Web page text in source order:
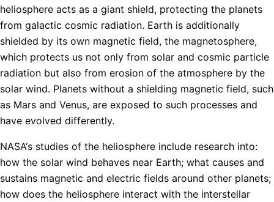
heliosphere acts as a giant shield, protecting the planets
from galactic cosmic radiation. Earth is additionally
shielded by its own magnetic field, the magnetosphere,
which protects us not only from solar and cosmic particle
radiation but also from erosion of the atmosphere by the
solar wind. Planets without a shielding magnetic field, such
as Mars and Venus, are exposed to such processes and
have evolved differently.
NASA‘s studies of the heliosphere include research into:
how the solar wind behaves near Earth; what causes and
sustains magnetic and electric fields around other planets;
how does the heliosphere interact with the interstellar